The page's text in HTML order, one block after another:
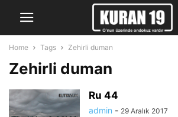
Home Tags Zehirli duman
Zehirli duman
Ru 44
admin - 29 Aralık 2017